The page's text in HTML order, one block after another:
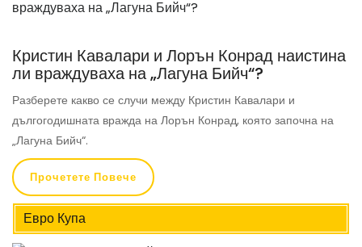
Кристин Кавалари и Лорън Конрад наистина
ли враждуваха на „Лагуна Бийч“?
Разберете какво се случи между Кристин Кавалари и
дългогодишната вражда на Лорън Конрад, която започна на
„Лагуна Бийч“.
Прочетете Повече
Евро Купа